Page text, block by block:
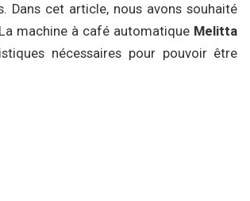
Dans cet article, nous avons souhaité
machine à café automatique Melitta
nécessaires pour pouvoir être